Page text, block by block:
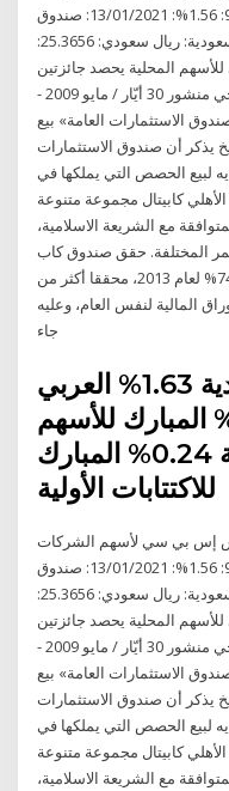
الصناعية السعودية: ريال سعودي: 9.1452: 1.56%: 13/01/2021: صندوق
إتش إس بي سي المرن للأسهم السعودية: ريال سعودي: 25.3656:
الراجحي للأسهم المحلية يحصد جائزتين
عالميتين كأفضل صندوق محلي وخليجي منشور 30 أيّار / مايو 2009 -
الاستثمارات العامة» بيع
أن صندوق الاستثمارات
لبيع الحصص التي يملكها في
الأهلي كابيتال مجموعة متنوعة
مع الشريعة الاسلامية،
المختلفة. حقق صندوق كاب
كورب للأسهم المحلية عائدا سنويا بلغ 17 74% لعام 2013، محققا أكثر من
المالية لنفس العام، وعليه
جاء
المبارك للأسهم السعودية 1.63% العربي
السعودية 1.83% المبارك للأسهم
السعودية النقية 0.24% المبارك
للاكتتابات الأولية
إس بي سي لأسهم الشركات
الصناعية السعودية: ريال سعودي: 9.1452: 1.56%: 13/01/2021: صندوق
إتش إس بي سي المرن للأسهم السعودية: ريال سعودي: 25.3656:
الراجحي للأسهم المحلية يحصد جائزتين
عالميتين كأفضل صندوق محلي وخليجي منشور 30 أيّار / مايو 2009 -
الاستثمارات العامة» بيع
أن صندوق الاستثمارات
لبيع الحصص التي يملكها في
الأهلي كابيتال مجموعة متنوعة
مع الشريعة الاسلامية،